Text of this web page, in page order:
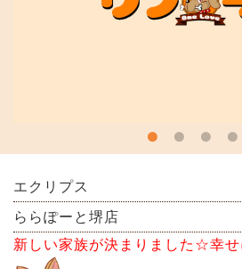
エクリプス
ららぽーと堺店
新しい家族が決まりました☆幸せ